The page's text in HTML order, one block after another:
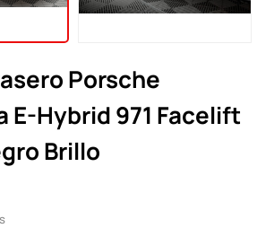
Porsche
E-Hybrid 971 Facelift
Brillo